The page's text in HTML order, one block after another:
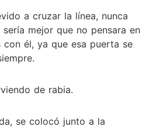
a cruzar la línea, nunca
mejor que no pensara en
él, ya que esa puerta se
de rabia.
se colocó junto a la